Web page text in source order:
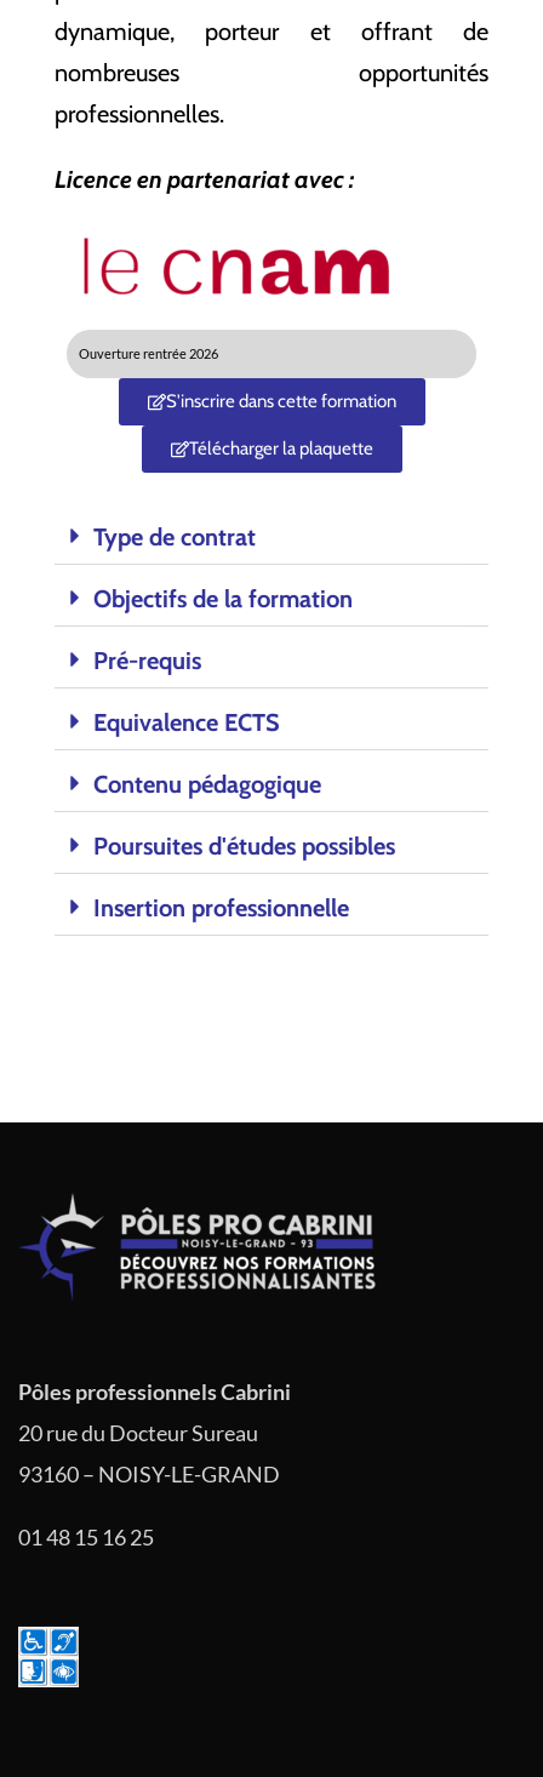
dynamique, porteur et offrant de
nombreuses opportunités
professionnelles.
Licence en partenariat avec :
Ouverture rentrée 2026
S'inscrire dans cette formation
Télécharger la plaquette
Type de contrat
Objectifs de la formation
Pré-requis
Equivalence ECTS
Contenu pédagogique
Poursuites d'études possibles
Insertion professionnelle
Pôles professionnels Cabrini
20 rue du Docteur Sureau
93160 – NOISY-LE-GRAND
01 48 15 16 25